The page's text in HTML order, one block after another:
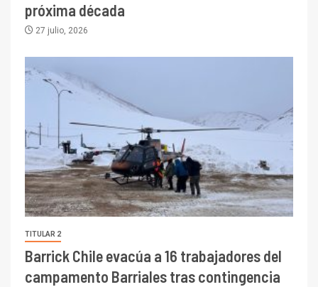
próxima década
27 julio, 2026
TITULAR 2
Barrick Chile evacúa a 16 trabajadores del
campamento Barriales tras contingencia